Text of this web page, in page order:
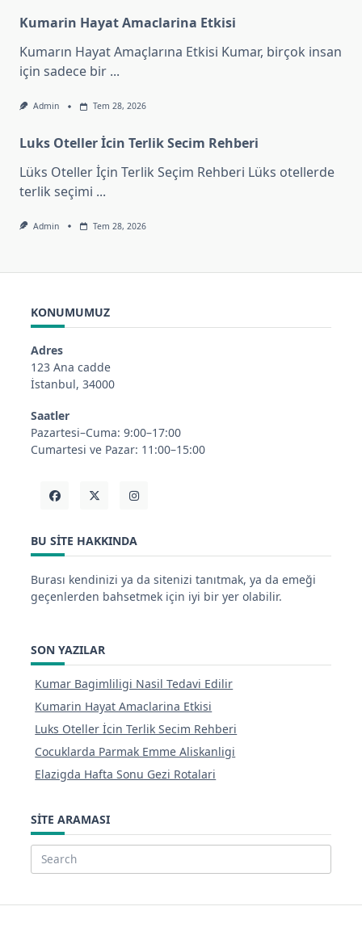
Kumarin Hayat Amaclarina Etkisi
Kumarın Hayat Amaçlarına Etkisi Kumar, birçok insan
için sadece bir ...
Admin Tem 28, 2026
Luks Oteller İcin Terlik Secim Rehberi
Lüks Oteller İçin Terlik Seçim Rehberi Lüks otellerde
terlik seçimi ...
Admin Tem 28, 2026
KONUMUMUZ
Adres
123 Ana cadde
İstanbul, 34000
Saatler
Pazartesi–Cuma: 9:00–17:00
Cumartesi ve Pazar: 11:00–15:00
BU SITE HAKKINDA
Burası kendinizi ya da sitenizi tanıtmak, ya da emeği
geçenlerden bahsetmek için iyi bir yer olabilir.
SON YAZILAR
Kumar Bagimliligi Nasil Tedavi Edilir
Kumarin Hayat Amaclarina Etkisi
Luks Oteller İcin Terlik Secim Rehberi
Cocuklarda Parmak Emme Aliskanligi
Elazigda Hafta Sonu Gezi Rotalari
SITE ARAMASI
Search